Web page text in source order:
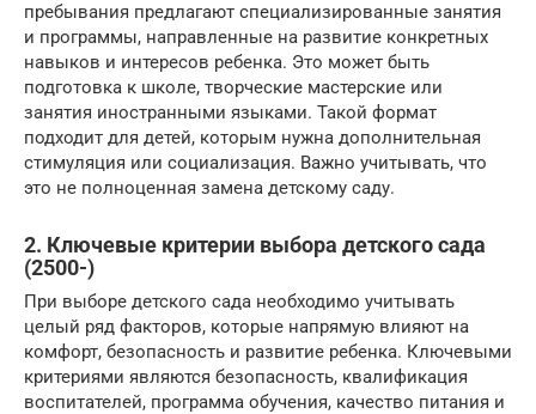
пребывания предлагают специализированные занятия
и программы, направленные на развитие конкретных
навыков и интересов ребенка. Это может быть
подготовка к школе, творческие мастерские или
занятия иностранными языками. Такой формат
подходит для детей, которым нужна дополнительная
стимуляция или социализация. Важно учитывать, что
это не полноценная замена детскому саду.
2. Ключевые критерии выбора детского сада
(2500-)
При выборе детского сада необходимо учитывать
целый ряд факторов, которые напрямую влияют на
комфорт, безопасность и развитие ребенка. Ключевыми
критериями являются безопасность, квалификация
воспитателей, программа обучения, качество питания и